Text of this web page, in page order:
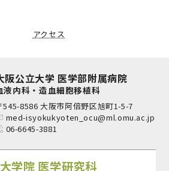
アクセス
阪公立大学 医学部附属病院
液内科・造血細胞移植科
545-8586 大阪市阿倍野区旭町1-5-7
med-isyokukyoten_ocu@ml.omu.ac.jp
06-6645-3881
学院 医学研究科